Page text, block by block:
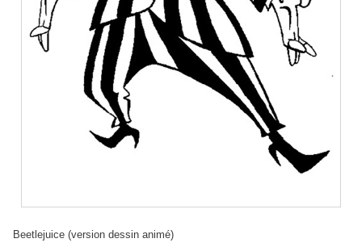
Beetlejuice (version dessin animé)